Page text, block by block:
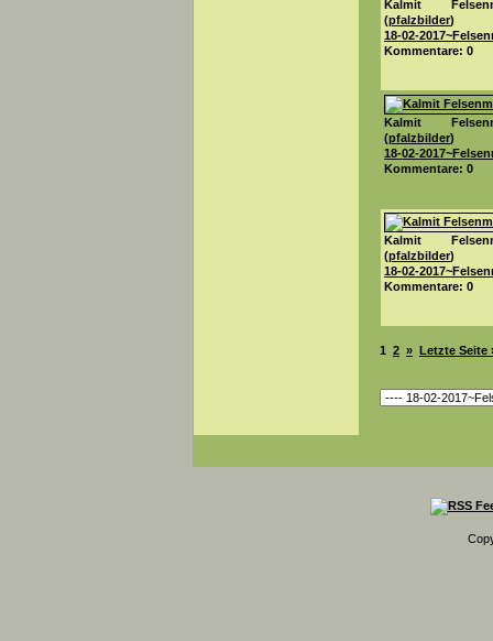
Kalmit
(pfalzbilder)
18-02-
Kommentare: 0
Kalmit
(pfalzbilder)
18-02-
Kommentare: 0
Kalmit
(pfalzbilder)
18-02-
Kommentare: 0
1 2 » Letzte Seite